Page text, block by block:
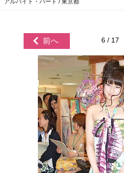
アルバイト・パート / 東京都
前へ 6 / 17